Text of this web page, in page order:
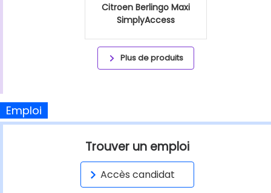
Citroen Berlingo Maxi
SimplyAccess
Plus de produits
Emploi
Trouver un emploi
Accès candidat